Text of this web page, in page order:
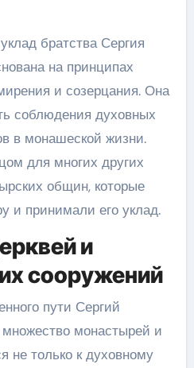
братства Сергия
на принципах
и созерцания. Она
соблюдения духовных
в монашеской жизни.
для многих других
общин, которые
и принимали его уклад.
и
сооружений
пути Сергий
монастырей и
не только к духовному